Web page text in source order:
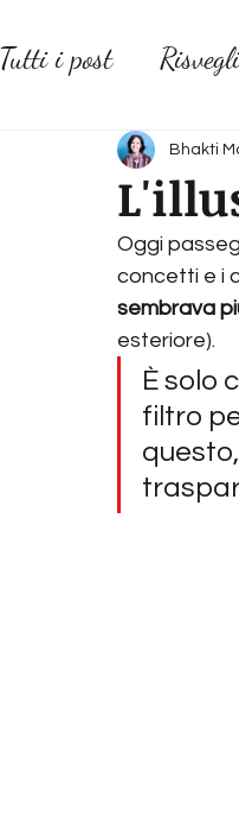
Tutti i post
Bhakti
Oggi
concetti e i
sembrava
esteriore).
È solo
filtro